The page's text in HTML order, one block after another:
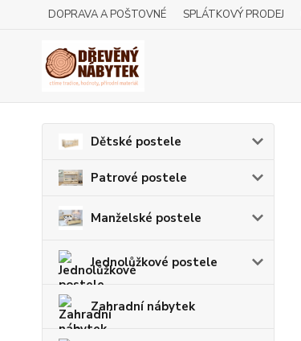
DOPRAVA A POŠTOVNÉ SPLÁTKOVÝ PRODEJ
Dětské postele
Patrové postele
Manželské postele
Jednolůžkové postele
Zahradní nábytek